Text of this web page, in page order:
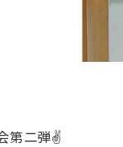
第二弾✌️